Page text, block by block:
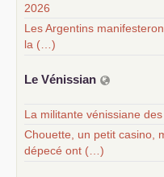
2026
Les Argentins
la (…)
Le Vénissian
La militante vénissiane
Chouette, un petit casino,
dépecé ont (…)